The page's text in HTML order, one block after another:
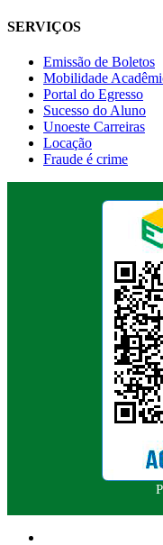
SERVIÇOS
Emissão de Boletos
Mobilidade
Portal do Egresso
Sucesso do Aluno
Unoeste Carreiras
Locação
Fraude é crime